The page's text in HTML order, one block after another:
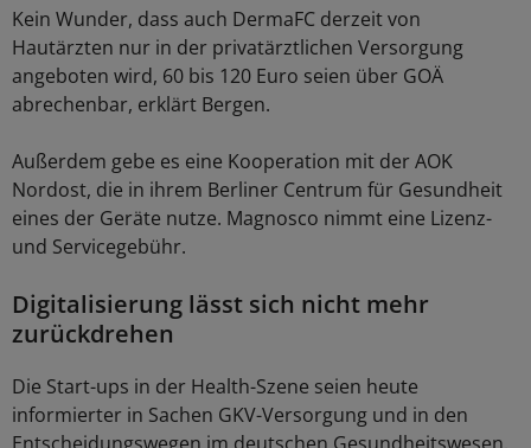
Kein Wunder, dass auch DermaFC derzeit von
Hautärzten nur in der privatärztlichen Versorgung
angeboten wird, 60 bis 120 Euro seien über GOÄ
abrechenbar, erklärt Bergen.
Außerdem gebe es eine Kooperation mit der AOK
Nordost, die in ihrem Berliner Centrum für Gesundheit
eines der Geräte nutze. Magnosco nimmt eine Lizenz-
und Servicegebühr.
Digitalisierung lässt sich nicht mehr
zurückdrehen
Die Start-ups in der Health-Szene seien heute
informierter in Sachen GKV-Versorgung und in den